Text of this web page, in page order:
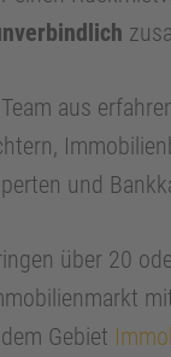
aus
und
über 20
Gebiet